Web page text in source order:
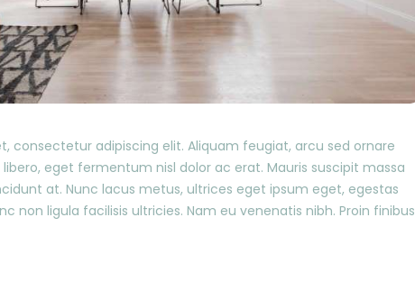
consectetur adipiscing elit. Aliquam feugiat, arcu sed ornare
eget fermentum nisl dolor ac erat. Mauris suscipit massa
at. Nunc lacus metus, ultrices eget ipsum eget, egestas
non ligula facilisis ultricies. Nam eu venenatis nibh. Proin finibus